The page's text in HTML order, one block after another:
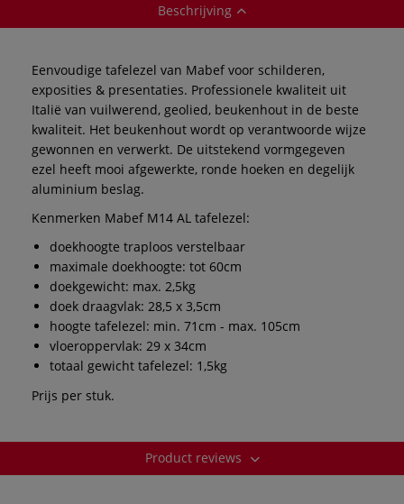
Beschrijving
Eenvoudige tafelezel van Mabef voor schilderen,
exposities & presentaties. Professionele kwaliteit uit
Italië van vuilwerend, geolied, beukenhout in de beste
kwaliteit. Het beukenhout wordt op verantwoorde wijze
gewonnen en verwerkt. De uitstekend vormgegeven
ezel heeft mooi afgewerkte, ronde hoeken en degelijk
aluminium beslag.
Kenmerken Mabef M14 AL tafelezel:
doekhoogte traploos verstelbaar
maximale doekhoogte: tot 60cm
doekgewicht: max. 2,5kg
doek draagvlak: 28,5 x 3,5cm
hoogte tafelezel: min. 71cm - max. 105cm
vloeroppervlak: 29 x 34cm
totaal gewicht tafelezel: 1,5kg
Prijs per stuk.
Product reviews